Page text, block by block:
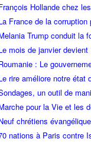
Hollande chez
France de la
Trump conduit la
mois de janvier
: Le
rire améliore notre état
un outil de
pour la Vie et les
chrétiens
nations à Paris contre